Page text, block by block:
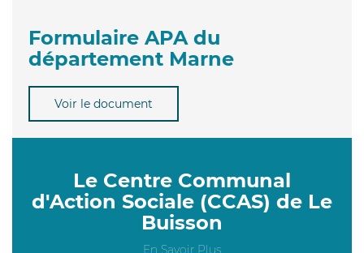
Formulaire APA du
département Marne
Voir le document
Le Centre Communal
d'Action Sociale (CCAS) de Le
Buisson
En Savoir Plus